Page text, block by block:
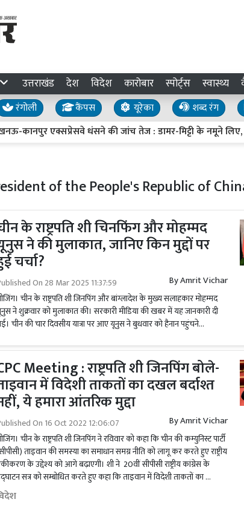
उत्तराखंड देश विदेश कारोबार स्पोर्ट्स स्वास्थ्य
रंगोली कैंपस यूरेका शब्द रंग
एक्सप्रेसवे धंसने की जांच तेज : डामर-मिट्टी के नमूने लिए,
of the People's Republic of
के राष्ट्रपति शी चिनफिंग और मोहम्मद
ने की मुलाकात, जानिए किन मुद्दों पर
चर्चा?
On 28 Mar 2025 11:37:59 ByAmrit Vichar
चीन के राष्ट्रपति शी जिनपिंग और बांग्लादेश के मुख्य सलाहकार मोहम्मद
ने शुक्रवार को मुलाकात की। सरकारी मीडिया की खबर में यह जानकारी दी
चीन की चार दिवसीय यात्रा पर आए यूनुस ने बुधवार को हैनान पहुंचने...
Meeting : राष्ट्रपति शी जिनपिंग बोले-
में विदेशी ताकतों का दखल बर्दाश्त
ये हमारा आंतरिक मुद्दा
On 16 Oct 2022 12:06:07 ByAmrit Vichar
चीन के राष्ट्रपति शी जिनपिंग ने रविवार को कहा कि चीन की कम्युनिस्ट पार्टी
ताइवान की समस्या का समाधान समग्र नीति को लागू कर करते हुए राष्ट्रीय
के उद्देश्य को आगे बढ़ाएगी। शी ने 20वीं सीपीसी राष्ट्रीय कांग्रेस के
सत्र को सम्बोधित करते हुए कहा कि ताइवान में विदेशी ताकतों का …